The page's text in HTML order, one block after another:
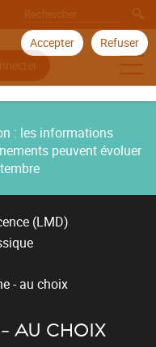
Accepter Refuser
: les informations
peuvent évoluer
(LMD)
- au choix
AU CHOIX